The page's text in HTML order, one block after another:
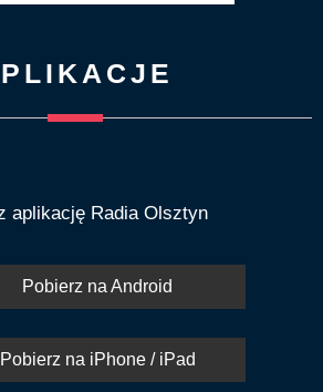
aplikację Radia Olsztyn
Pobierz na Android
Pobierz na iPhone / iPad